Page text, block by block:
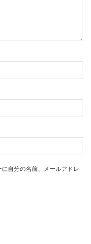
自分の名前、メールアドレ